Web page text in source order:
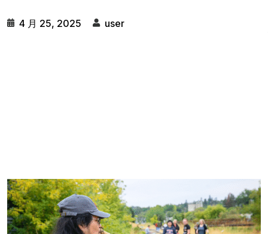
4 月 25, 2025 user